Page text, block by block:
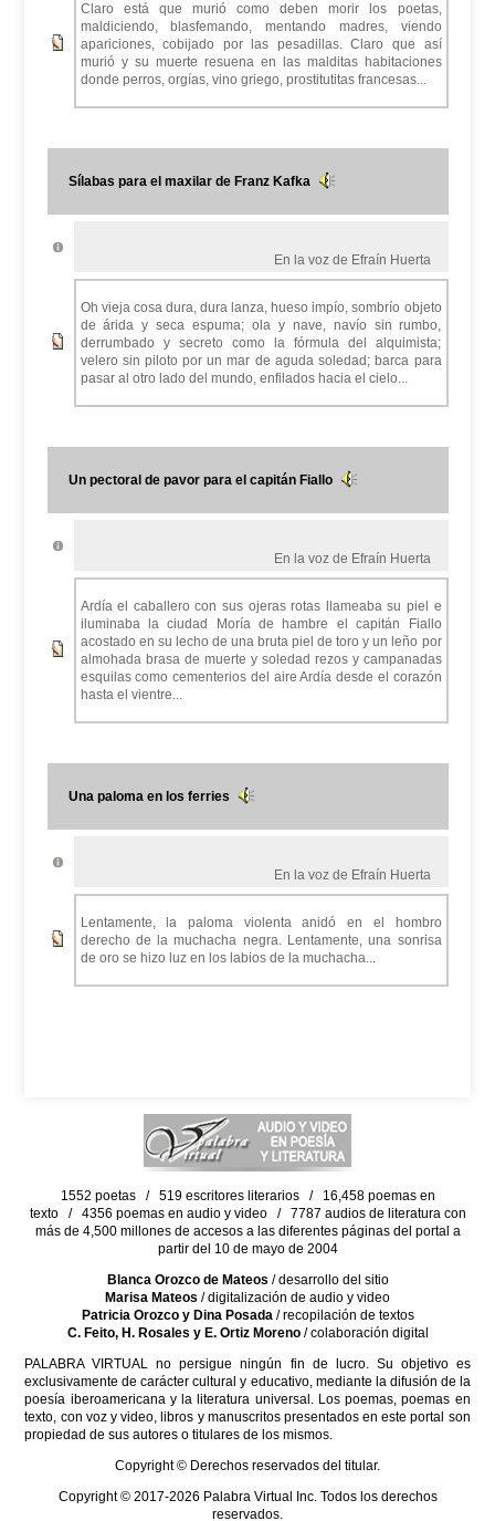
Claro está que murió como deben morir los poetas,
maldiciendo, blasfemando, mentando madres, viendo
apariciones, cobijado por las pesadillas. Claro que así
murió y su muerte resuena en las malditas habitaciones
donde perros, orgías, vino griego, prostitutitas francesas...
Sílabas para el maxilar de Franz Kafka
En la voz de Efraín Huerta
Oh vieja cosa dura, dura lanza, hueso impío, sombrío objeto
de árida y seca espuma; ola y nave, navío sin rumbo,
derrumbado y secreto como la fórmula del alquimista;
velero sin piloto por un mar de aguda soledad; barca para
pasar al otro lado del mundo, enfilados hacia el cielo...
Un pectoral de pavor para el capitán Fiallo
En la voz de Efraín Huerta
Ardía el caballero con sus ojeras rotas llameaba su piel e
iluminaba la ciudad Moría de hambre el capitán Fiallo
acostado en su lecho de una bruta piel de toro y un leño por
almohada brasa de muerte y soledad rezos y campanadas
esquilas como cementerios del aire Ardía desde el corazón
hasta el vientre...
Una paloma en los ferries
En la voz de Efraín Huerta
Lentamente, la paloma violenta anidó en el hombro
derecho de la muchacha negra. Lentamente, una sonrisa
de oro se hizo luz en los labios de la muchacha...
1552 poetas / 519 escritores literarios / 16,458 poemas en
texto / 4356 poemas en audio y video / 7787 audios de literatura con
más de 4,500 millones de accesos a las diferentes páginas del portal a
partir del 10 de mayo de 2004
Blanca Orozco de Mateos / desarrollo del sitio
Marisa Mateos / digitalización de audio y video
Patricia Orozco y Dina Posada/ recopilación de textos
C. Feito, H. Rosales y E. Ortiz Moreno/ colaboración digital
PALABRA VIRTUAL no persigue ningún fin de lucro. Su objetivo es
exclusivamente de carácter cultural y educativo, mediante la difusión de la
poesía iberoamericana y la literatura universal. Los poemas, poemas en
texto, con voz y video, libros y manuscritos presentados en este portal son
propiedad de sus autores o titulares de los mismos.
Copyright © Derechos reservados del titular.
Copyright © 2017-2026 Palabra Virtual Inc. Todos los derechos
reservados.